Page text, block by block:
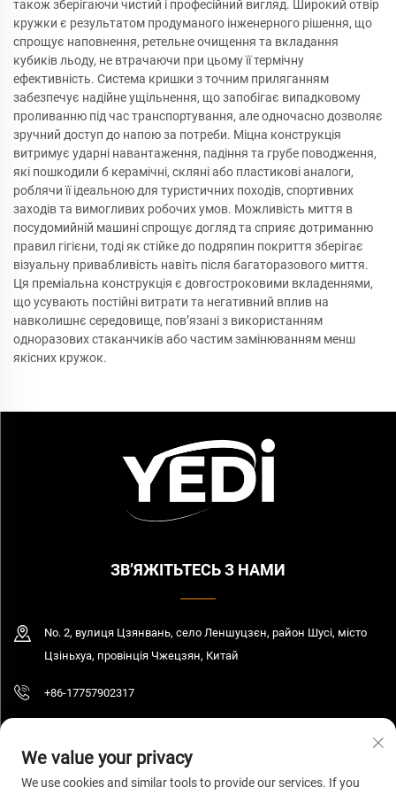
також зберігаючи чистий і професійний вигляд. Широкий отвір
кружки є результатом продуманого інженерного рішення, що
спрощує наповнення, ретельне очищення та вкладання
кубиків льоду, не втрачаючи при цьому її термічну
ефективність. Система кришки з точним приляганням
забезпечує надійне ущільнення, що запобігає випадковому
проливанню під час транспортування, але одночасно дозволяє
зручний доступ до напою за потреби. Міцна конструкція
витримує ударні навантаження, падіння та грубе поводження,
які пошкодили б керамічні, скляні або пластикові аналоги,
роблячи її ідеальною для туристичних походів, спортивних
заходів та вимогливих робочих умов. Можливість миття в
посудомийній машині спрощує догляд та сприяє дотриманню
правил гігієни, тоді як стійке до подряпин покриття зберігає
візуальну привабливість навіть після багаторазового миття.
Ця преміальна конструкція є довгостроковими вкладеннями,
що усувають постійні витрати та негативний вплив на
навколишнє середовище, пов’язані з використанням
одноразових стаканчиків або частим замінюванням менш
якісних кружок.
ЗВ’ЯЖІТЬТЕСЬ З НАМИ
No. 2, вулиця Цзянвань, село Леншуцзєн, район Шусі, місто
Цзіньхуа, провінція Чжецзян, Китай
+86-17757902317
We value your privacy
We use cookies and similar tools to provide our services. If you